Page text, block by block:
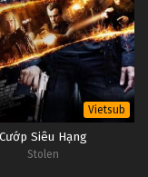
Vietsub
Cướp Siêu Hạng
Stolen